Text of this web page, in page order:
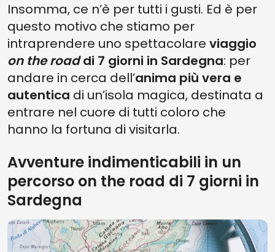
Insomma, ce n’è per tutti i gusti. Ed è per
questo motivo che stiamo per
intraprendere uno spettacolare viaggio
on the roaddi 7 giorni in Sardegna: per
andare in cerca dell’anima più vera e
autentica di un’isola magica, destinata a
entrare nel cuore di tutti coloro che
hanno la fortuna di visitarla.
Avventure indimenticabili in un
percorso on the road di 7 giorni in
Sardegna